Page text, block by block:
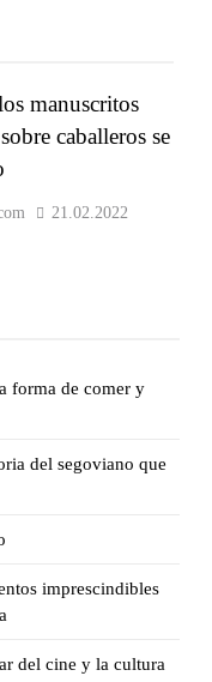
forma de comer y
del segoviano que
imprescindibles
del cine y la cultura
manuscritos
caballeros se
21.02.2022